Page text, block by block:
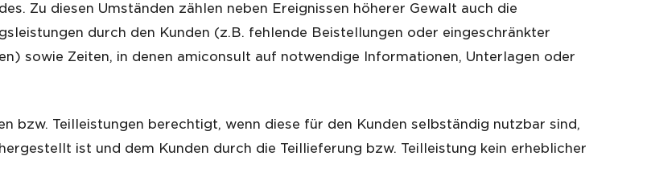
Zu diesen Umständen zählen neben Ereignissen höherer Gewalt auch die
durch den Kunden (z.B. fehlende Beistellungen oder eingeschränkter
sowie Zeiten, in denen amiconsult auf notwendige Informationen, Unterlagen oder
bzw. Teilleistungen berechtigt, wenn diese für den Kunden selbständig nutzbar sind,
ist und dem Kunden durch die Teillieferung bzw. Teilleistung kein erheblicher